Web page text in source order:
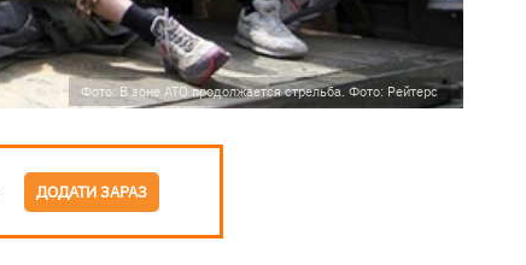
Фото: В зоне АТО продолжается стрельба. Фото: Рейтерс
ДОДАТИ ЗАРАЗ